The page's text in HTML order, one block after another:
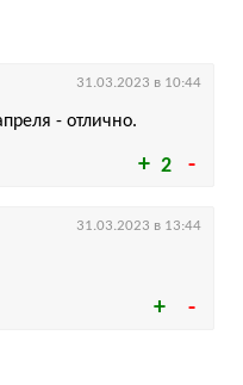
2
- отлично.
31.03.2023 в 10:44
31.03.2023 в 13:44